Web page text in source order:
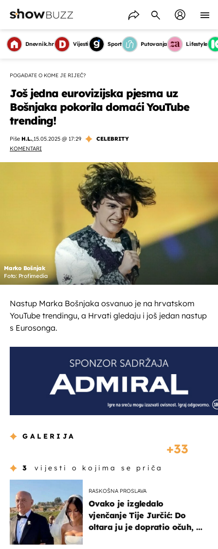
Dnevnik.hr Vijesti Sport Putovanja Lifestyle
POGAĐATE O KOME JE RIJEČ?
Još jedna eurovizijska pjesma uz
Bošnjaka pokorila domaći YouTube
trending!
Piše H.L.,15.05.2025 @ 17:29
CELEBRITY
KOMENTARI
Marko Bošnjak
Foto: Profimedia
Nastup Marka Bošnjaka osvanuo je na hrvatskom
YouTube trendingu, a Hrvati gledaju i još jedan nastup
s Eurosonga.
GALERIJA
33
3 vijesti o kojima se priča
RASKOŠNA PROSLAVA
Ovako je izgledalo
vjenčanje Tije Jurčić: Do
oltara ju je dopratio očuh, a
OMOGUĆI OBAVIJESTI